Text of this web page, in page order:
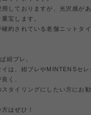
しておりますが、光沢感が
宝します。
約されている老舗ニットタ
紺ブレ。
イは、紺ブレやMINTENSセレ
く、
タイリングにしたい方にお勧
はぜひ！